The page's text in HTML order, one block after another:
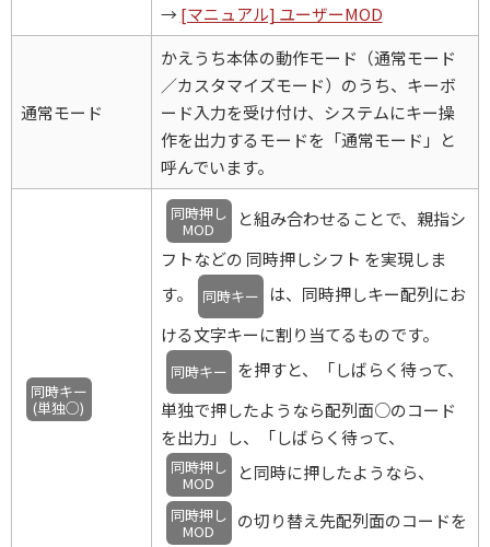
→[マニュアル] ユーザーMOD
通常モード
かえうち本体の動作モード（通常モード
／カスタマイズモード）のうち、キーボ
ード入力を受け付け、システムにキー操
作を出力するモードを「通常モード」と
呼んでいます。
同時キー
(単独○)
同時押し
MOD
と組み合わせることで、親指シ
フトなどの 同時押しシフト を実現しま
す。
同時キー
は、同時押しキー配列にお
ける文字キーに割り当てるものです。
同時キー を押すと、「しばらく待って、
単独で押したようなら配列面○のコード
を出力」し、「しばらく待って、
同時押し
MOD と同時に押したようなら、
同時押し
MOD
の切り替え先配列面のコードを